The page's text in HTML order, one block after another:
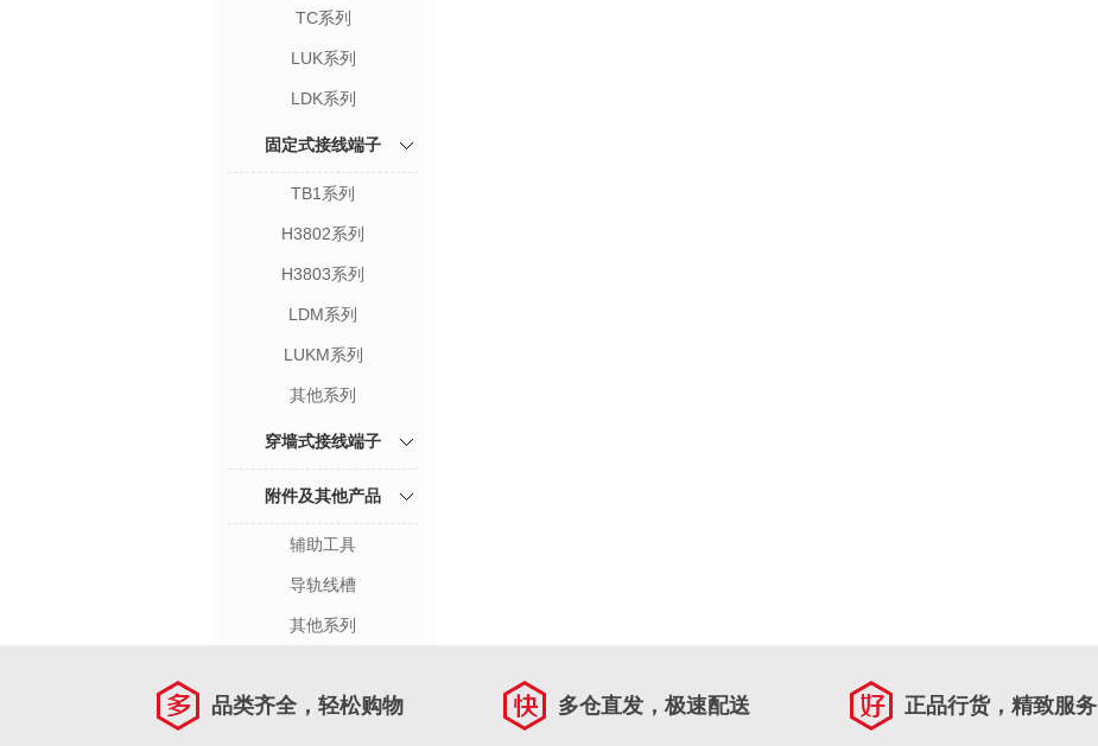
TC系列
LUK系列
LDK系列
固定式接线端子
TB1系列
H3802系列
H3803系列
LDM系列
LUKM系列
其他系列
穿墙式接线端子
附件及其他产品
辅助工具
导轨线槽
其他系列
品类齐全，轻松购物 多仓直发，极速配送 正品行货，精致服务